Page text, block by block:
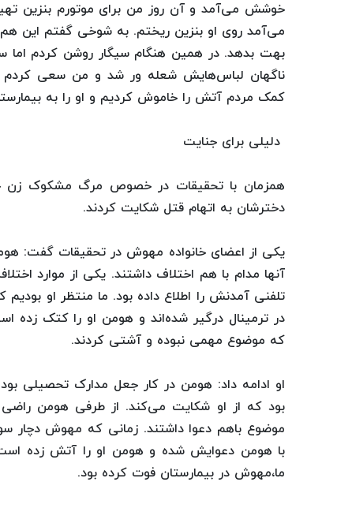
خوشش می‌آمد و آن روز من برای موتورم بنزین
می‌آمد روی او بنزین ریختم. به شوخی گفتم این
بهت بدهد. در همین هنگام سیگار روشن کردم
ناگهان لباس‌هایش شعله ور شد و من سعی
کمک مردم آتش را خاموش کردیم و او را به
دلیلی برای جنایت
همزمان با تحقیقات در خصوص مرگ مشکوک زن
دخترشان به اتهام قتل شکایت کردند.
یکی از اعضای خانواده مهوش در تحقیقات گفت:
تلفنی آمدنش را اطلاع داده بود. ما منتظر او
در ترمینال درگیر شده‌اند و هومن او را کتک
که موضوع مهمی نبوده و آشتی کردند.
او ادامه داد: هومن در کار جعل مدارک تحصیلی
بود که از او شکایت می‌کند. از طرفی هومن راضی
موضوع باهم دعوا داشتند. زمانی که مهوش دچار
با هومن دعوایش شده و هومن او را آتش زده
ما،مهوش در بیمارستان فوت کرده بود.